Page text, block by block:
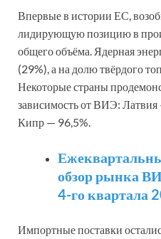
Впервые в истории ЕС,
лидирующую позицию в
общего объёма. Ядерная
(29%), а на долю твёрдого
Некоторые страны
зависимость от ВИЭ:
Кипр — 96,5%.
обзор рынка
4-го квартала
Импортные поставки